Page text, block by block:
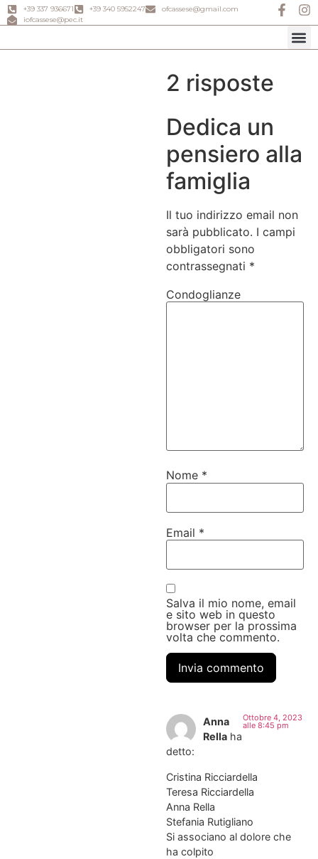
+39 337 936671 +39 340 5952247
ofcassese@gmail.com
iofcassese@pec.it
2 risposte
Anna
Rella ha
detto:
Ottobre 4, 2023
alle 8:45 pm
Cristina Ricciardella
Teresa Ricciardella
Anna Rella
Stefania Rutigliano
Si associano al dolore che
ha colpito
Dedica un
pensiero alla
famiglia
Il tuo indirizzo email non
sarà pubblicato. I campi
obbligatori sono
contrassegnati *
Condoglianze
Nome *
Email *
Salva il mio nome, email
e sito web in questo
browser per la prossima
volta che commento.